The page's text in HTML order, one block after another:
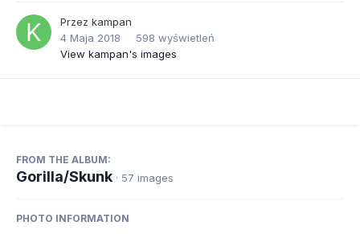
Przez kampan
4 Maja 2018
598 wyświetleń
View kampan's images
FROM THE ALBUM:
Gorilla/Skunk · 57 images
PHOTO INFORMATION